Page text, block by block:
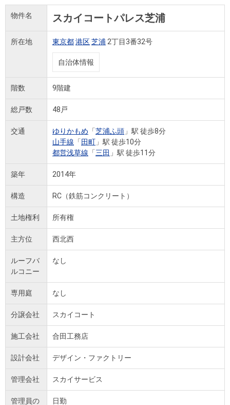
物件名 スカイコートパレス芝浦
所在地 東京都港区芝浦 2丁目3番32号
自治体情報
階数 9階建
総戸数 48戸
交通 ゆりかもめ 「芝浦ふ頭 」駅 徒歩8分
山手線 「 田町 」駅 徒歩10分
都営浅草線 「三田 」駅 徒歩11分
築年 2014年
構造 RC（鉄筋コンクリート）
土地権利 所有権
主方位 西北西
ルーフバ
ルコニー
なし
専用庭 なし
分譲会社 スカイコート
施工会社 合田工務店
設計会社 デザイン・ファクトリー
管理会社 スカイサービス
管理員の 日勤